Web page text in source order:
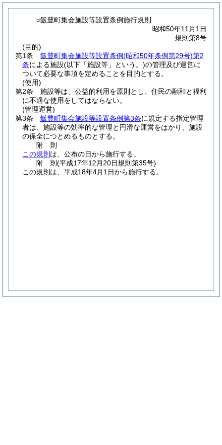
○飯豊町集会施設等設置条例施行規則
昭和50年11月1日
規則第8号
(目的)
第1条
飯豊町集会施設等設置条例(昭和50年条例第29号)第2
条による施設(以下「施設等」という。)の管理及び運営に
ついて必要な事項を定めることを目的とする。
(使用)
第2条
施設等は、公益的利用を原則とし、住民の融和と福利
に不適な使用をしてはならない。
(管理運営)
第3条
飯豊町集会施設等設置条例第3条に規定する指定管理
者は、施設等の効率的な管理と円滑な運営をはかり、施設
の保全につとめるものとする。
附 則
この規則 は、公布の日から施行する。
附 則(平成17年12月20日規則第35号)
この規則は、平成18年4月1日から施行する。